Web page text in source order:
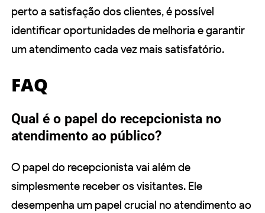
perto a satisfação dos clientes, é possível
identificar oportunidades de melhoria e garantir
um atendimento cada vez mais satisfatório.
FAQ
Qual é o papel do recepcionista no
atendimento ao público?
O papel do recepcionista vai além de
simplesmente receber os visitantes. Ele
desempenha um papel crucial no atendimento ao